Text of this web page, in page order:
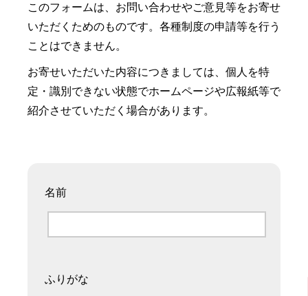
このフォームは、お問い合わせやご意見等をお寄せ
いただくためのものです。各種制度の申請等を行う
ことはできません。
お寄せいただいた内容につきましては、個人を特
定・識別できない状態でホームページや広報紙等で
紹介させていただく場合があります。
名前
ふりがな